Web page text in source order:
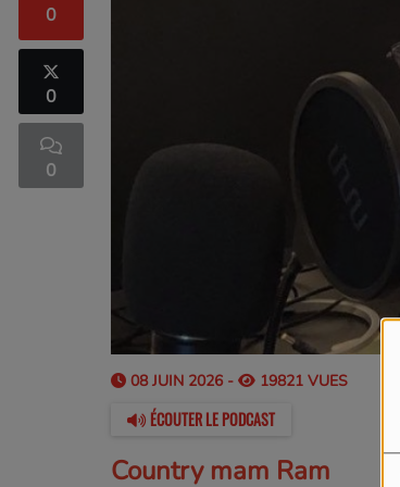
0
0
0
08 JUIN 2026 - 19821 VUES
ÉCOUTER LE PODCAST
Country mam Ram